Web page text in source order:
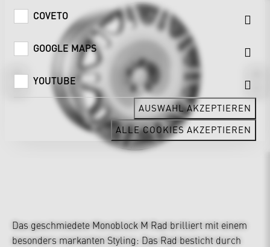
Das geschmiedete Monoblock M Rad brilliert mit einem
besonders markanten Styling: Das Rad besticht durch
COVETO
GOOGLE MAPS
YOUTUBE
AUSWAHL AKZEPTIEREN
ALLE COOKIES AKZEPTIEREN